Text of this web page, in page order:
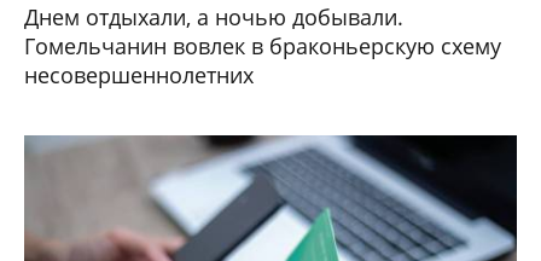
Днем отдыхали, а ночью добывали.
Гомельчанин вовлек в браконьерскую схему
несовершеннолетних